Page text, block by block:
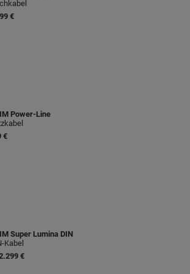
€
Power-Line
€
Super Lumina DIN
Kabel
€